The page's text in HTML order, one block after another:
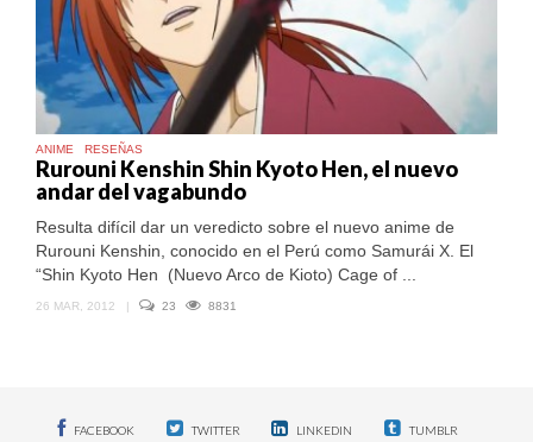
ANIME RESEÑAS
Rurouni Kenshin Shin Kyoto Hen, el nuevo
andar del vagabundo
Resulta difícil dar un veredicto sobre el nuevo anime de
Rurouni Kenshin, conocido en el Perú como Samurái X. El
“Shin Kyoto Hen (Nuevo Arco de Kioto) Cage of ...
26 MAR, 2012 | 23 8831
FACEBOOK TWITTER LINKEDIN TUMBLR